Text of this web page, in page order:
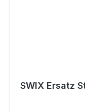
SWIX Ersatz